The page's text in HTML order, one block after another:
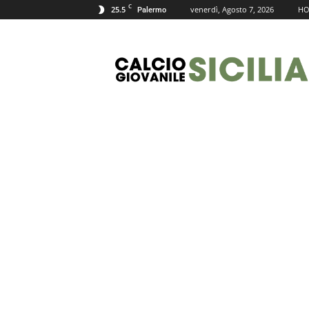
25.5 C Palermo venerdì, Agosto 7, 2026
Giovanile
Sicilia